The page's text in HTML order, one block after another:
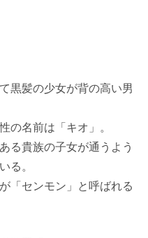
黒髪の少女が背の高い男
の名前は「キオ」。
る貴族の子女が通うよう
る。
「センモン」と呼ばれる